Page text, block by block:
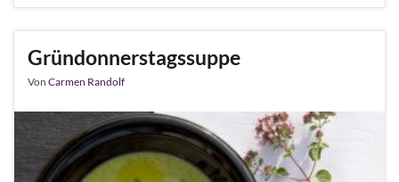
Gründonnerstagssuppe
Von Carmen Randolf